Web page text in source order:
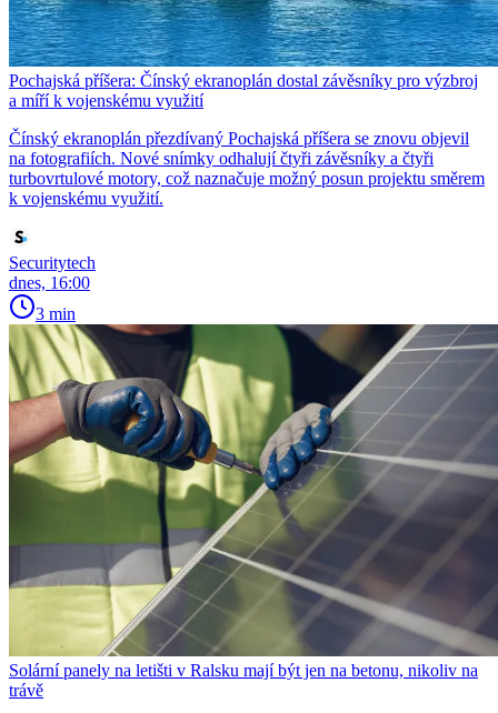
Pochajská příšera: Čínský ekranoplán dostal závěsníky pro výzbroj
a míří k vojenskému využití
Čínský ekranoplán přezdívaný Pochajská příšera se znovu objevil
na fotografiích. Nové snímky odhalují čtyři závěsníky a čtyři
turbovrtulové motory, což naznačuje možný posun projektu směrem
k vojenskému využití.
Securitytech
dnes, 16:00
3 min
Solární panely na letišti v Ralsku mají být jen na betonu, nikoliv na
trávě